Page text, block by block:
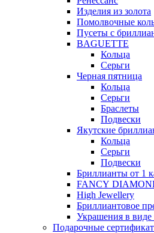
Изделия из золота
Помолвочные
Пусеты с
BAGUETTE
Кольца
Серьги
Черная пятница
Кольца
Серьги
Браслеты
Подвески
Якутские
Кольца
Серьги
Подвески
Бриллианты от 1
FANCY
High Jewellery
Бриллиантовое
Украшения в виде
Подарочные